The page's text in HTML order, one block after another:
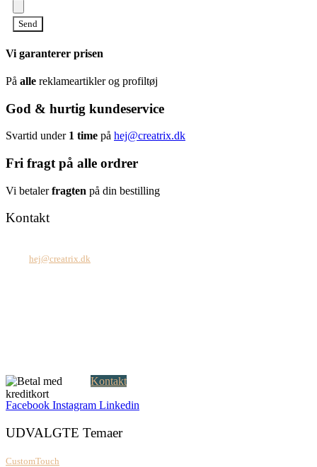
Send
Vi garanterer prisen
På alle reklameartikler og profiltøj
God & hurtig kundeservice
Svartid under 1 time på hej@creatrix.dk
Fri fragt på alle ordrer
Vi betalerfragten på din bestilling
Kontakt
hej@creatrix.dk
Kontakt
Facebook Instagram Linkedin
UDVALGTE Temaer
CustomTouch